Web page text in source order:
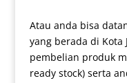
Atau anda bisa
yang berada di Kota
pembelian produk
ready stock) serta